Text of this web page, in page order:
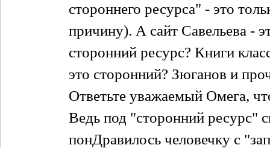
стороннего ресурса" - это
причину). А сайт Савельева -
сторонний ресурс? Книги
это сторонний? Зюганов и
Ответьте уважаемый Омега,
Ведь под "сторонний ресурс"
понДравилось человечку с